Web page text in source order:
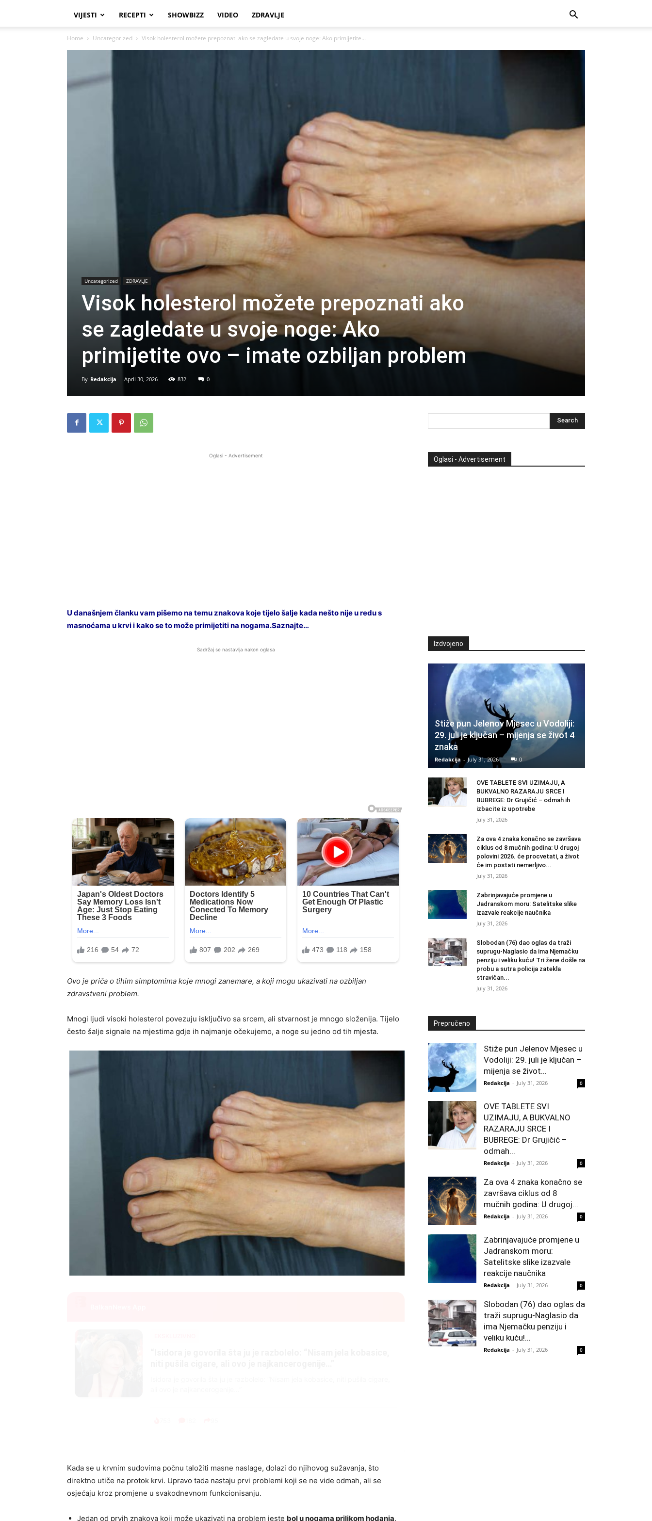
VIJESTI RECEPTI SHOWBIZZ VIDEO ZDRAVLJE
Home Uncategorized Visok holesterol možete prepoznati ako se zagledate u svoje noge: Ako primijetite...
Uncategorized ZDRAVLJE
Visok holesterol možete prepoznati ako
se zagledate u svoje noge: Ako
primijetite ovo – imate ozbiljan problem
By Redakcija - April 30, 2026 832 0
Oglasi - Advertisement
U današnjem članku vam pišemo na temu znakova koje tijelo šalje kada nešto nije u redu s
masnoćama u krvi i kako se to može primijetiti na nogama.Saznajte…
Sadržaj se nastavlja nakon oglasa
Ovo je priča o tihim simptomima koje mnogi zanemare, a koji mogu ukazivati na ozbiljan
zdravstveni problem.
Mnogi ljudi visoki holesterol povezuju isključivo sa srcem, ali stvarnost je mnogo složenija. Tijelo
često šalje signale na mjestima gdje ih najmanje očekujemo, a noge su jedno od tih mjesta.
Kada se u krvnim sudovima počnu taložiti masne naslage, dolazi do njihovog sužavanja, što
direktno utiče na protok krvi. Upravo tada nastaju prvi problemi koji se ne vide odmah, ali se
osjećaju kroz promjene u svakodnevnom funkcionisanju.
Jedan od prvih znakova koji može ukazivati na problem jeste bol u nogama prilikom hodanja.
Oglasi - Advertisement
Izdvojeno
Stiže pun Jelenov Mjesec u Vodoliji:
29. juli je ključan – mijenja se život 4
znaka
Redakcija - July 31, 2026 0
OVE TABLETE SVI UZIMAJU, A
BUKVALNO RAZARAJU SRCE I
BUBREGE: Dr Grujičić – odmah ih
izbacite iz upotrebe
July 31, 2026
Za ova 4 znaka konačno se završava
ciklus od 8 mučnih godina: U drugoj
polovini 2026. će procvetati, a život
će im postati nemerljivo...
July 31, 2026
Zabrinjavajuće promjene u
Jadranskom moru: Satelitske slike
izazvale reakcije naučnika
July 31, 2026
Slobodan (76) dao oglas da traži
suprugu-Naglasio da ima Njemačku
penziju i veliku kuću! Tri žene došle na
probu a sutra policija zatekla
stravičan...
July 31, 2026
Prepručeno
Stiže pun Jelenov Mjesec u
Vodoliji: 29. juli je ključan –
mijenja se život...
Redakcija - July 31, 2026 0
OVE TABLETE SVI
UZIMAJU, A BUKVALNO
RAZARAJU SRCE I
BUBREGE: Dr Grujičić –
odmah...
Redakcija - July 31, 2026 0
Za ova 4 znaka konačno se
završava ciklus od 8
mučnih godina: U drugoj...
Redakcija - July 31, 2026 0
Zabrinjavajuće promjene u
Jadranskom moru:
Satelitske slike izazvale
reakcije naučnika
Redakcija - July 31, 2026 0
Slobodan (76) dao oglas da
traži suprugu-Naglasio da
ima Njemačku penziju i
veliku kuću!...
Redakcija - July 31, 2026 0